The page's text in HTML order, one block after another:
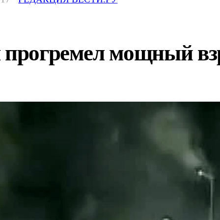
прогремел мощный